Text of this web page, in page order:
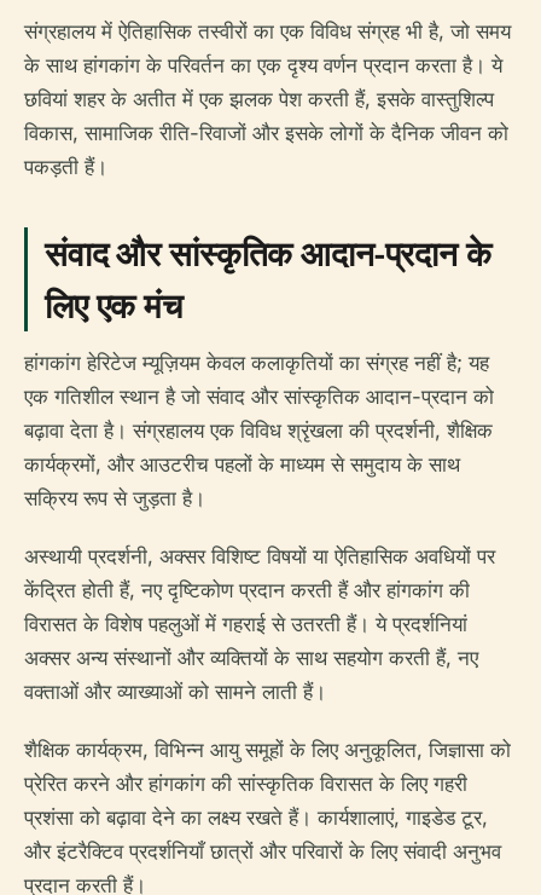
संग्रहालय में ऐतिहासिक तस्वीरों का एक विविध संग्रह भी है, जो समय
के साथ हांगकांग के परिवर्तन का एक दृश्य वर्णन प्रदान करता है। ये
छवियां शहर के अतीत में एक झलक पेश करती हैं, इसके वास्तुशिल्प
विकास, सामाजिक रीति-रिवाजों और इसके लोगों के दैनिक जीवन को
पकड़ती हैं।
संवाद और सांस्कृतिक आदान-प्रदान के
लिए एक मंच
हांगकांग हेरिटेज म्यूज़ियम केवल कलाकृतियों का संग्रह नहीं है; यह
एक गतिशील स्थान है जो संवाद और सांस्कृतिक आदान-प्रदान को
बढ़ावा देता है। संग्रहालय एक विविध श्रृंखला की प्रदर्शनी, शैक्षिक
कार्यक्रमों, और आउटरीच पहलों के माध्यम से समुदाय के साथ
सक्रिय रूप से जुड़ता है।
अस्थायी प्रदर्शनी, अक्सर विशिष्ट विषयों या ऐतिहासिक अवधियों पर
केंद्रित होती हैं, नए दृष्टिकोण प्रदान करती हैं और हांगकांग की
विरासत के विशेष पहलुओं में गहराई से उतरती हैं। ये प्रदर्शनियां
अक्सर अन्य संस्थानों और व्यक्तियों के साथ सहयोग करती हैं, नए
वक्ताओं और व्याख्याओं को सामने लाती हैं।
शैक्षिक कार्यक्रम, विभिन्न आयु समूहों के लिए अनुकूलित, जिज्ञासा को
प्रेरित करने और हांगकांग की सांस्कृतिक विरासत के लिए गहरी
प्रशंसा को बढ़ावा देने का लक्ष्य रखते हैं। कार्यशालाएं, गाइडेड टूर,
और इंटरैक्टिव प्रदर्शनियाँ छात्रों और परिवारों के लिए संवादी अनुभव
प्रदान करती हैं।